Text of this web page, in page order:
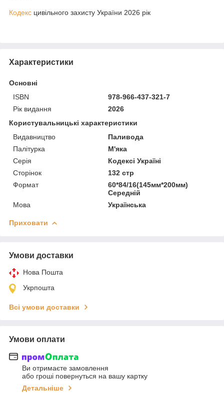
Кодекс цивільного захисту України 2026 рік
Характеристики
Основні
ISBN
978-966-437-321-7
Рік видання
2026
Користувальницькі характеристики
Видавництво
Паливода
Палітурка
М'яка
Серія
Кодексі Україні
Сторінок
132 стр
Формат
60*84/16(145мм*200мм)
Середній
Мова
Українська
Приховати
Умови доставки
Нова Пошта
Укрпошта
Всі умови доставки
Умови оплати
Ви отримаєте замовлення
або гроші повернуться на вашу картку
Детальніше